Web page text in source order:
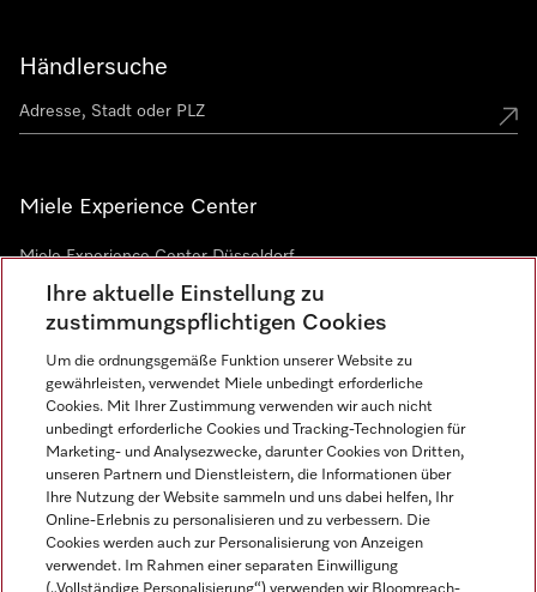
Händlersuche
Miele Experience Center
Miele Experience Center Düsseldorf
Miele Experience Center Gütersloh
Newsletter
Ihre aktuelle Einstellung zu
zustimmungspflichtigen Cookies
Um die ordnungsgemäße Funktion unserer Website zu
gewährleisten, verwendet Miele unbedingt erforderliche
Cookies. Mit Ihrer Zustimmung verwenden wir auch nicht
unbedingt erforderliche Cookies und Tracking-Technologien für
Marketing- und Analysezwecke, darunter Cookies von Dritten,
unseren Partnern und Dienstleistern, die Informationen über
Ihre Nutzung der Website sammeln und uns dabei helfen, Ihr
Online-Erlebnis zu personalisieren und zu verbessern. Die
Cookies werden auch zur Personalisierung von Anzeigen
verwendet. Im Rahmen einer separaten Einwilligung